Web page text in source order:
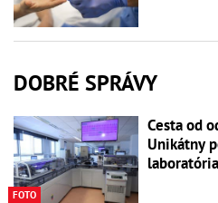
DOBRÉ SPRÁVY
FOTO
Cesta od
Unikátny